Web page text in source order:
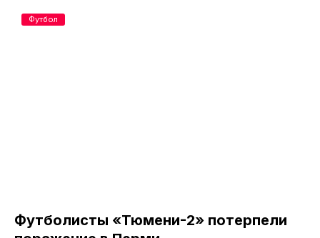
Футболисты «Тюмени-2» потерпели
Футбол